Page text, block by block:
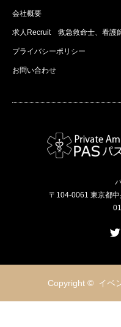
会社概要
求人Recruit 救急救命士、看護
プライバシーポリシー
お問い合わせ
〒104-0061 東京都
Copyright © イベ